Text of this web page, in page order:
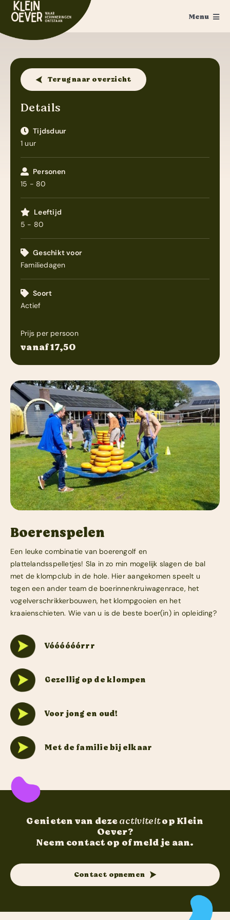
naar
inhoud
Menu
Feesten
Groepsaccommodatie
Survivalkamp
Manege
Schoolkamp
Contact
Terug naar overzicht
Details
Tijdsduur
1 uur
Personen
15 - 80
Leeftijd
5 - 80
Geschikt voor
Familiedagen
Soort
Actief
Prijs per persoon
vanaf 17,50
Boerenspelen
Een leuke combinatie van boerengolf en
plattelandsspelletjes! Sla in zo min mogelijk slagen de bal
met de klompclub in de hole. Hier aangekomen speelt u
tegen een ander team de boerinnenkruiwagenrace, het
vogelverschrikkerbouwen, het klompgooien en het
kraaienschieten. Wie van u is de beste boer(in) in opleiding?
Vóóóóóórrr
Gezellig op de klompen
Voor jong en oud!
Met de familie bij elkaar
Genieten van dezeactiviteitop Klein
Oever?
Neem contact op of meld je aan.
Contact opnemen